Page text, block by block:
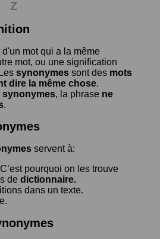
Z
d'un mot qui a la même
mot, ou une signification
synonymes sont des mots
dire la même chose.
synonymes, la phrase ne
.
servent à:
pourquoi on les trouve
de dictionnaire.
dans un texte.